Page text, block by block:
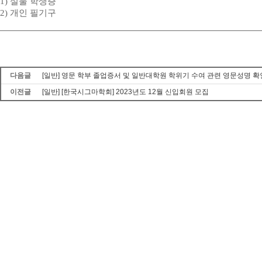
2) 개인 필기구
다음글
[일반] 영문 학부 졸업증서 및 일반대학원 학위기 수여 관련 영문성명 확
이전글
[일반] [한국시그마학회] 2023년도 12월 신입회원 모집